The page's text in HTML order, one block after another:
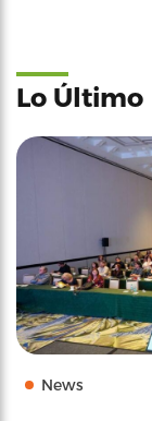
Lo Último
News